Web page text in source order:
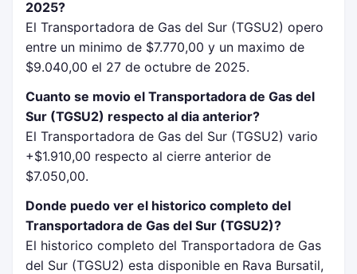
2025?
El Transportadora de Gas del Sur (TGSU2) opero
entre un minimo de $7.770,00 y un maximo de
$9.040,00 el 27 de octubre de 2025.
Cuanto se movio el Transportadora de Gas del
Sur (TGSU2) respecto al dia anterior?
El Transportadora de Gas del Sur (TGSU2) vario
+$1.910,00 respecto al cierre anterior de
$7.050,00.
Donde puedo ver el historico completo del
Transportadora de Gas del Sur (TGSU2)?
El historico completo del Transportadora de Gas
del Sur (TGSU2) esta disponible en Rava Bursatil,